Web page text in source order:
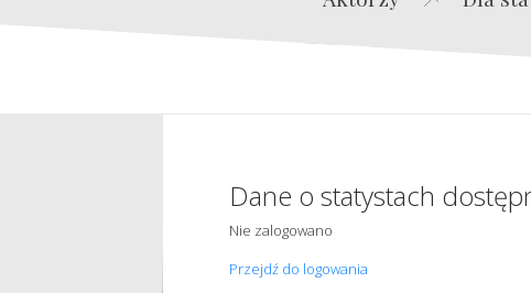
Dane o statystach
Nie zalogowano
Przejdź do logowania